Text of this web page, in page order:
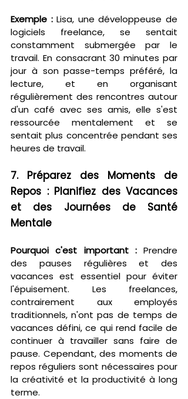
Exemple : Lisa, une développeuse de
logiciels freelance, se sentait
constamment submergée par le
travail. En consacrant 30 minutes par
jour à son passe-temps préféré, la
lecture, et en organisant
régulièrement des rencontres autour
d'un café avec ses amis, elle s'est
ressourcée mentalement et se
sentait plus concentrée pendant ses
heures de travail.
7. Préparez des Moments de
Repos : Planifiez des Vacances
et des Journées de Santé
Mentale
Pourquoi c'est important : Prendre
des pauses régulières et des
vacances est essentiel pour éviter
l'épuisement. Les freelances,
contrairement aux employés
traditionnels, n'ont pas de temps de
vacances défini, ce qui rend facile de
continuer à travailler sans faire de
pause. Cependant, des moments de
repos réguliers sont nécessaires pour
la créativité et la productivité à long
terme.